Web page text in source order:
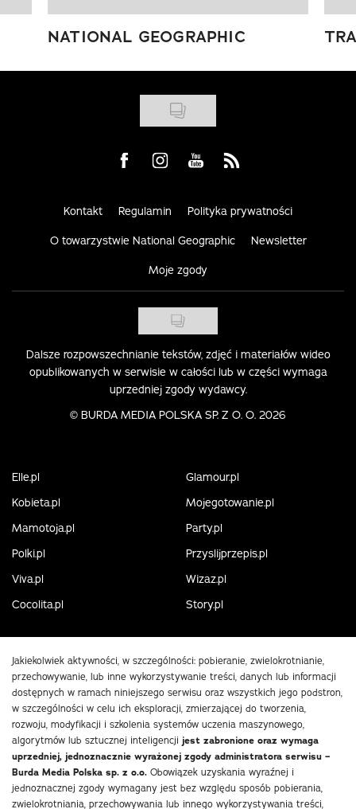
NATIONAL GEOGRAPHIC
Visit us on Facebook
Visit us on Instagram
Visit us on Youtube
Visit us on Rss
Kontakt Regulamin Polityka prywatności
O towarzystwie National Geographic Newsletter
Moje zgody
Dalsze rozpowszechnianie tekstów, zdjęć i materiałów wideo
opublikowanych w serwisie w całości lub w części wymaga
uprzedniej zgody wydawcy.
© BURDA MEDIA POLSKA SP. Z O. O. 2026
Elle.pl
Glamour.pl
Kobieta.pl
Mojegotowanie.pl
Mamotoja.pl
Party.pl
Polki.pl
Przyslijprzepis.pl
Viva.pl
Wizaz.pl
Cocolita.pl
Story.pl
Jakiekolwiek aktywności, w szczególności: pobieranie, zwielokrotnianie,
przechowywanie, lub inne wykorzystywanie treści, danych lub informacji
dostępnych w ramach niniejszego serwisu oraz wszystkich jego podstron,
w szczególności w celu ich eksploracji, zmierzającej do tworzenia,
rozwoju, modyfikacji i szkolenia systemów uczenia maszynowego,
algorytmów lub sztucznej inteligencji jest zabronione oraz wymaga
uprzedniej, jednoznacznie wyrażonej zgody administratora serwisu –
Burda Media Polska sp. z o.o. Obowiązek uzyskania wyraźnej i
jednoznacznej zgody wymagany jest bez względu sposób pobierania,
zwielokrotniania, przechowywania lub innego wykorzystywania treści,